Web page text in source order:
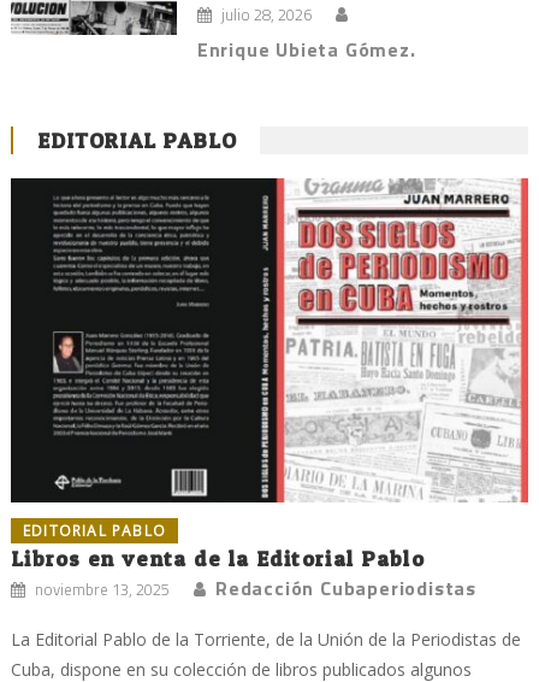
julio 28, 2026
Enrique Ubieta Gómez.
EDITORIAL PABLO
EDITORIAL PABLO
Libros en venta de la Editorial Pablo
noviembre 13, 2025 Redacción Cubaperiodistas
La Editorial Pablo de la Torriente, de la Unión de la Periodistas de
Cuba, dispone en su colección de libros publicados algunos